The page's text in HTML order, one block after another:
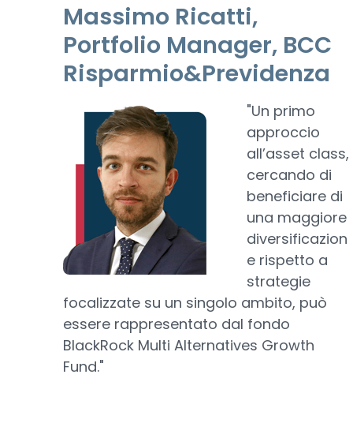
Massimo Ricatti,
Portfolio Manager, BCC
Risparmio&Previdenza
"Un primo
approccio
all’asset class,
cercando di
beneficiare di
una maggiore
diversificazion
e rispetto a
strategie
focalizzate su un singolo ambito, può
essere rappresentato dal fondo
BlackRock Multi Alternatives Growth
Fund."